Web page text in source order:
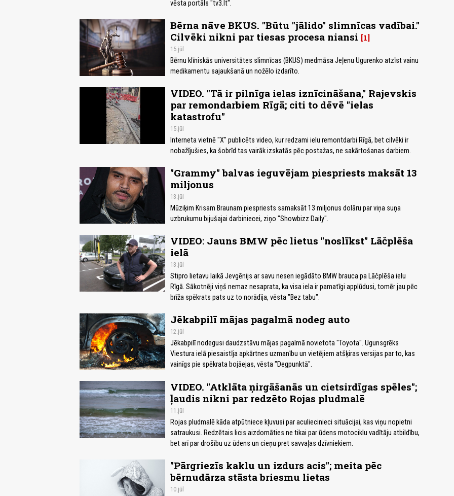
vēsta portāls "tv3.lt".
Bērna nāve BKUS. "Būtu "jālido" slimnīcas vadībai."
Cilvēki nikni par tiesas procesa niansi 1
15.jūl
Bērnu klīniskās universitātes slimnīcas (BKUS) medmāsa Jeļenu Ugurenko atzīst vainu
medikamentu sajaukšanā un nožēlo izdarīto.
VIDEO. "Tā ir pilnīga ielas iznīcināšana," Rajevskis
par remondarbiem Rīgā; citi to dēvē "ielas
katastrofu"
15.jūl
Interneta vietnē "X" publicēts video, kur redzami ielu remontdarbi Rīgā, bet cilvēki ir
nobažījušies, ka šobrīd tas vairāk izskatās pēc postažas, ne sakārtošanas darbiem.
"Grammy" balvas ieguvējam piespriests maksāt 13
miljonus
13.jūl
Mūziķim Krisam Braunam piespriests samaksāt 13 miljonus dolāru par viņa suņa
uzbrukumu bijušajai darbiniecei, ziņo "Showbizz Daily".
VIDEO: Jauns BMW pēc lietus "noslīkst" Lāčplēša
ielā
13.jūl
Stipro lietavu laikā Jevgēnijs ar savu nesen iegādāto BMW brauca pa Lāčplēša ielu
Rīgā. Sākotnēji viņš nemaz nesaprata, ka visa iela ir pamatīgi applūdusi, tomēr jau pēc
brīža spēkrats pats uz to norādīja, vēsta "Bez tabu".
Jēkabpilī mājas pagalmā nodeg auto
12.jūl
Jēkabpilī nodegusi daudzstāvu mājas pagalmā novietota "Toyota". Ugunsgrēks
Viestura ielā piesaistīja apkārtnes uzmanību un vietējiem atšķiras versijas par to, kas
vainīgs pie spēkrata bojāejas, vēsta "Degpunktā".
VIDEO. "Atklāta ņirgāšanās un cietsirdīgas spēles";
ļaudis nikni par redzēto Rojas pludmalē
11.jūl
Rojas pludmalē kāda atpūtniece kļuvusi par aculiecinieci situācijai, kas viņu nopietni
satraukusi. Redzētais licis aizdomāties ne tikai par ūdens motociklu vadītāju atbildību,
bet arī par drošību uz ūdens un cieņu pret savvaļas dzīvniekiem.
"Pārgriezīs kaklu un izdurs acis"; meita pēc
bērnudārza stāsta briesmu lietas
10.jūl